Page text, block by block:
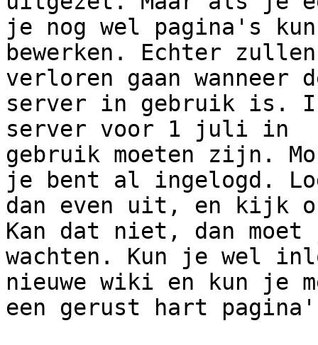
je nog wel pagina's
bewerken. Echter
verloren gaan wanneer
server in gebruik is.
server voor 1 juli in
gebruik moeten zijn.
je bent al ingelogd.
dan even uit, en kijk
Kan dat niet, dan moet
wachten. Kun je wel
nieuwe wiki en kun je
een gerust hart